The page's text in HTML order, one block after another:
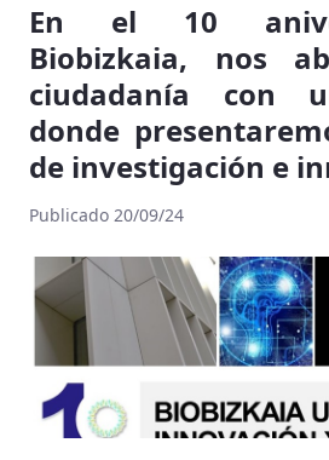
En el 10
Biobizkaia, nos
ciudadanía con
donde
de investigación e
Publicado 20/09/24